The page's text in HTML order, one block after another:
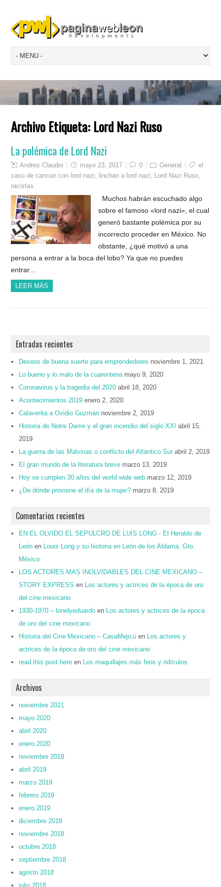
Archivo Etiqueta: Lord Nazi Ruso
La polémica de Lord Nazi
Andres Claudio mayo 23, 2017 0 General
el
caso de cancun con lord nazi
linchan a lord nazi Lord Nazi Ruso
racistas
Muchos habrán escuchado algo
sobre el famoso «lord nazi», el cual
generó bastante polémica por su
incorrecto proceder en México. No
obstante, ¿qué motivó a una
persona a entrar a la boca del lobo? Ya que no puedes
entrar…
LEER MÁS
Entradas recientes
Deseos de buena suerte para emprendedores noviembre 1, 2021
Lo bueno y lo malo de la cuarentena mayo 9, 2020
Coronavirus y la tragedia del 2020 abril 18, 2020
Acontecimientos 2019 enero 2, 2020
Calaverita a Ovidio Guzmán noviembre 2, 2019
Historia de Notre Dame y el gran incendio del siglo XXI
abril 15,
2019
La guerra de las Malvinas o conflicto del Atlántico Sur abril 2, 2019
El gran mundo de la literatura breve marzo 13, 2019
Hoy se cumplen 30 años del world wide web marzo 12, 2019
¿De dónde proviene el día de la mujer? marzo 8, 2019
Comentarios recientes
EN EL OLVIDO EL SEPULCRO DE LUIS LONG - El Heraldo de
León en
Louis Long y su historia en León de los Aldama, Gto.
México
LOS ACTORES MAS INOLVIDABLES DEL CINE MEXICANO –
STORY EXPRESS en
Los actores y actrices de la época de oro
del cine mexicano
1930-1970 – lonelyeduardo en
Los actores y actrices de la época
de oro del cine mexicano
Historia del Cine Mexicano – CasaMejicú en
Los actores y
actrices de la época de oro del cine mexicano
read this post here en Los maquillajes más feos y ridículos
Archivos
noviembre 2021
mayo 2020
abril 2020
enero 2020
noviembre 2019
abril 2019
marzo 2019
febrero 2019
enero 2019
diciembre 2018
noviembre 2018
octubre 2018
septiembre 2018
agosto 2018
julio 2018